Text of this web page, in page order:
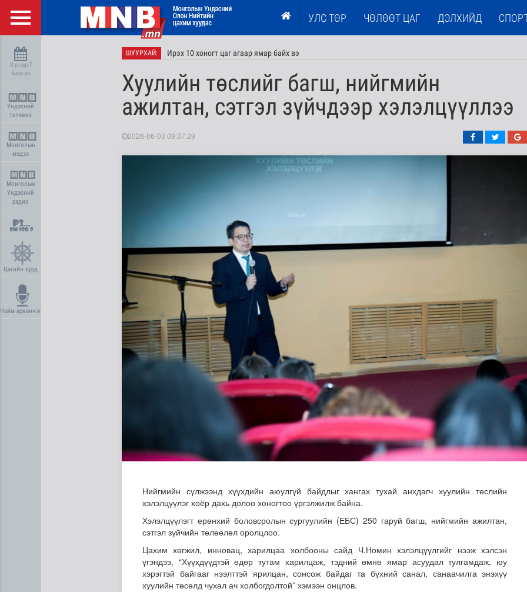
УЛС ТӨР ЧӨЛӨӨТ ЦАГ ДЭЛХИЙД
8-р сар 7
Баасан
Үндэсний
телевиз
Монголын
мэдээ
Монголын
Үндэсний
радио
Цагийн хүрд
Найм арваннэг
ШУУРХАЙ: Ирэх 10 хоногт цаг агаар ямар байх вэ
“Нүүрс пиролизийн үйлдвэр”-ийг төр, хувийн хэвшлийн түншлэлээр хэрэгжүүлэх тог..
Хуулийн төслийг багш, нийгмийн
ажилтан, сэтгэл зүйчдээр хэлэлцүүллээ
2026-06-03 09:37:29
Нийгмийн сүлжээнд хүүхдийн аюулгүй байдлыг хангах тухай анхдагч хуулийн төслийн
хэлэлцүүлэг хоёр дахь долоо хоногтоо үргэлжилж байна.
Хэлэлцүүлэгт ерөнхий боловсролын сургуулийн (ЕБС) 250 гаруй багш, нийгмийн ажилтан,
сэтгэл зүйчийн төлөөлөл оролцлоо.
Цахим хөгжил, инновац, харилцаа холбооны сайд Ч.Номин хэлэлцүүлгийг нээж хэлсэн
үгэндээ, “Хүүхдүүдтэй өдөр тутам харилцаж, тэдний өмнө ямар асуудал тулгамдаж, юу
хэрэгтэй байгааг нээлттэй ярилцан, сонсож байдаг та бүхний санал, санаачилга энэхүү
хуулийн төсөлд чухал ач холбогдолтой” хэмээн онцлов.